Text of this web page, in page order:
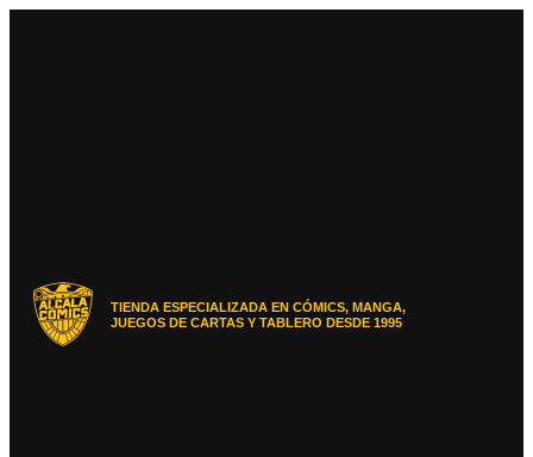
TIENDA ESPECIALIZADA EN CÓMICS, MANGA,
JUEGOS DE CARTAS Y TABLERO DESDE 1995